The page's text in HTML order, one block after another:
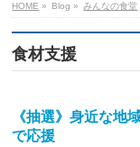
HOME » Blog » みんなの食堂
食材支援
《抽選》身近な地
で応援